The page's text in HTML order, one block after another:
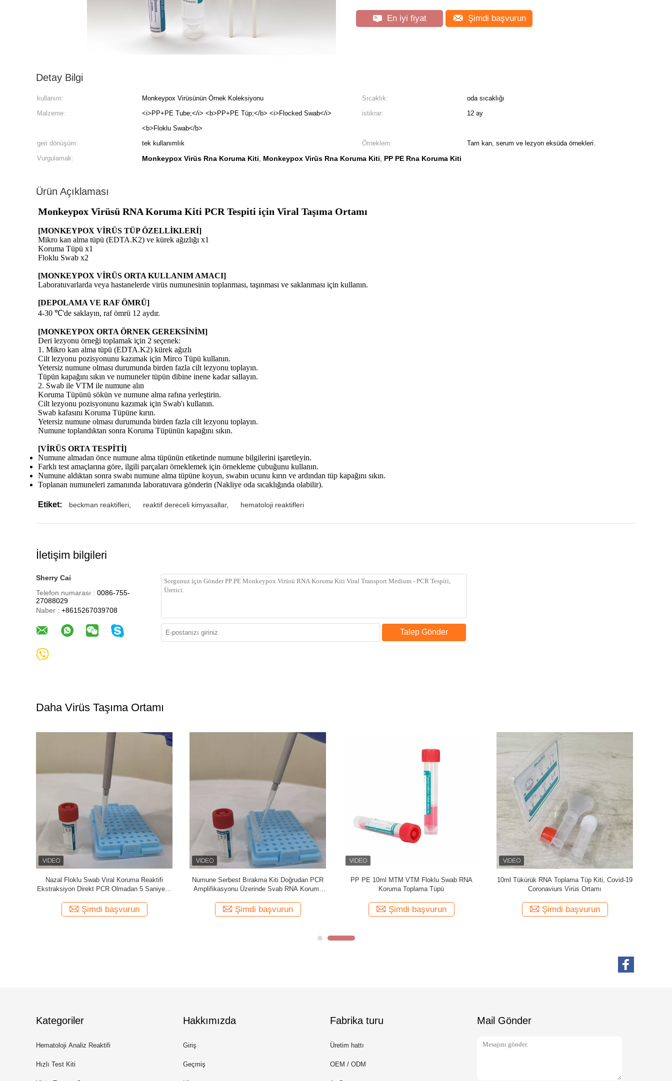
En iyi fiyat Şimdi başvurun
Detay Bilgi
kullanım: Monkeypox Virüsünün Örnek Koleksiyonu Sıcaklık:
oda sıcaklığı
Malzeme:
<i>PP+PE Tube;</i> <b>PP+PE Tüp;</b> <i>Flocked Swab</i>
<b>Floklu Swab</b>
istikrar: 12 ay
geri dönüşüm: tek kullanımlık Örneklem:
Tam kan, serum ve lezyon eksüda örnekleri.
Vurgulamak:
Monkeypox Virüs Rna Koruma Kiti, Monkeypox Virüs Rna Koruma Kiti, PP PE Rna Koruma Kiti
Ürün Açıklaması
Monkeypox Virüsü RNA Koruma Kiti PCR Tespiti için Viral Taşıma Ortamı
[MONKEYPOX VİRÜS TÜP ÖZELLİKLERİ]
Mikro kan alma tüpü (EDTA.K2) ve kürek ağızlığı x1
Koruma Tüpü x1
Floklu Swab x2
[MONKEYPOX VİRÜS ORTA KULLANIM AMACI]
Laboratuvarlarda veya hastanelerde virüs numunesinin toplanması, taşınması ve saklanması için kullanın.
[DEPOLAMA VE RAF ÖMRÜ]
4-30 ℃'de saklayın, raf ömrü 12 aydır.
[MONKEYPOX ORTA ÖRNEK GEREKSİNİM]
Deri lezyonu örneği toplamak için 2 seçenek:
1. Mikro kan alma tüpü (EDTA.K2) kürek ağızlı
Cilt lezyonu pozisyonunu kazımak için Mirco Tüpü kullanın.
Yetersiz numune olması durumunda birden fazla cilt lezyonu toplayın.
Tüpün kapağını sıkın ve numuneler tüpün dibine inene kadar sallayın.
2. Swab ile VTM ile numune alın
Koruma Tüpünü sökün ve numune alma rafına yerleştirin.
Cilt lezyonu pozisyonunu kazımak için Swab'ı kullanın.
Swab kafasını Koruma Tüpüne kırın.
Yetersiz numune olması durumunda birden fazla cilt lezyonu toplayın.
Numune toplandıktan sonra Koruma Tüpünün kapağını sıkın.
[VİRÜS ORTA TESPİTİ]
Numune almadan önce numune alma tüpünün etiketinde numune bilgilerini işaretleyin.
Farklı test amaçlarına göre, ilgili parçaları örneklemek için örnekleme çubuğunu kullanın.
Numune aldıktan sonra swabı numune alma tüpüne koyun, swabın ucunu kırın ve ardından tüp kapağını sıkın.
Toplanan numuneleri zamanında laboratuvara gönderin (Nakliye oda sıcaklığında olabilir).
Etiket: beckman reaktifleri reaktif dereceli kimyasallar, hematoloji reaktifleri
İletişim bilgileri
Sherry Cai
Telefon numarası : 0086-755-
27088029
Naber : +8615267039708
Talep Gönder
Daha Virüs Taşıma Ortamı
PCR Testi İçin Covid-19 Coronaviurs Tükürük
Toplama Kiti Tüpü
Şimdi başvurun
VTM İnaktive Edilmiş Virüs Nazal
Nazofaringeal Swab Örnek Toplama Tüpü
Şimdi başvurun
Floklu Swab VTM MTM Nazal Swab Koruma
Kiti Virüs Taşıma Ortamı
Şimdi başvurun
Nazal Swab Oral Testere ile VTM İnaktive ve
Aktive Virüs Numune Toplama Tüpü
Şimdi başvurun
Kategoriler
Hematoloji Analiz Reaktifi
Hızlı Test Kiti
Hakkımızda
Giriş
Geçmiş
Fabrika turu
Üretim hattı
OEM / ODM
Mail Gönder